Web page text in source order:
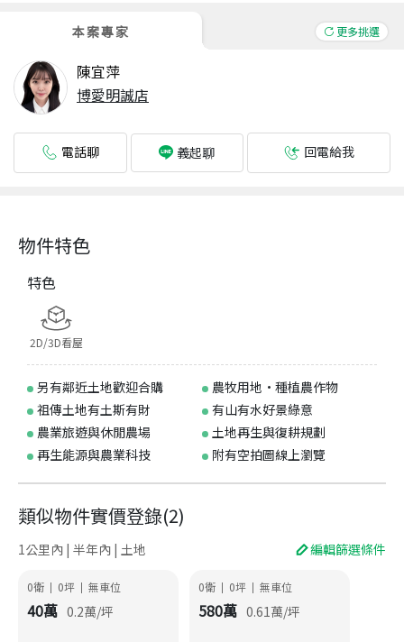
本案專家 更多挑選
陳宜萍
博愛明誠店
電話聊 義起聊 回電給我
物件特色
特色
2D/3D看屋
另有鄰近土地歡迎合購
農牧用地·種植農作物
祖傳土地有土斯有財
有山有水好景綠意
農業旅遊與休閒農場
土地再生與復耕規劃
再生能源與農業科技
附有空拍圖線上瀏覽
類似物件實價登錄(2)
1公里內 | 半年內 | 土地 編輯篩選條件
0衛 | 0坪 | 無車位
40萬 0.2萬/坪
0衛 | 0坪 | 無車位
580萬 0.61 萬/坪